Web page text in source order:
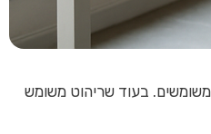
בעוד שריהוט משומש